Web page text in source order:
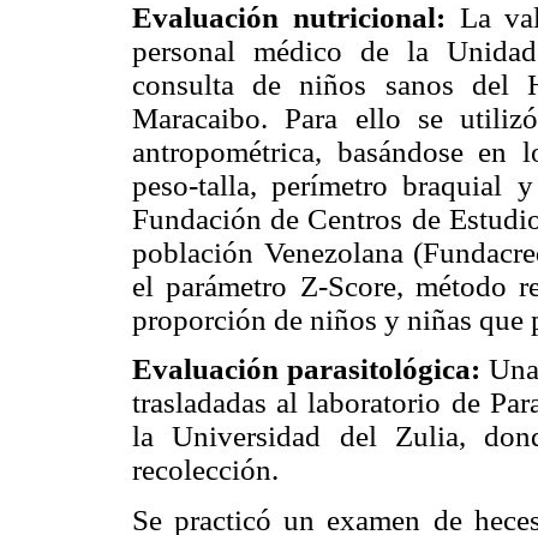
Evaluación nutricional: La
personal médico de la
consulta de niños sanos del
Maracaibo. Para ello se
antropométrica, basándose en
peso-talla, perímetro braquial
Fundación de Centros de
población Venezolana
el parámetro Z-Score, método
proporción de niños y niñas que
Evaluación parasitológica:
trasladadas al laboratorio de
la Universidad del Zulia,
recolección.
Se practicó un examen de